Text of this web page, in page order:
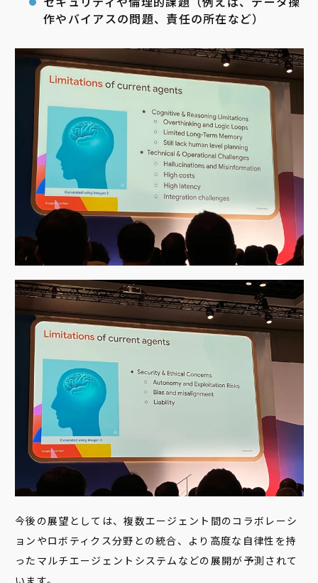
作やバイアスの問題、責任の所在など）
今後の展望としては、複数エージェント間のコラボレーシ
ョンやロボティクス分野との統合、より高度な自律性を持
ったマルチエージェントシステムなどの展開が予測されて
います。